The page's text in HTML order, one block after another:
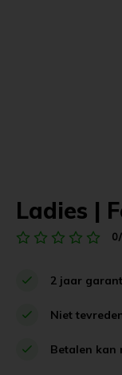
Ladies |
2 jaar
Niet
Betalen kan